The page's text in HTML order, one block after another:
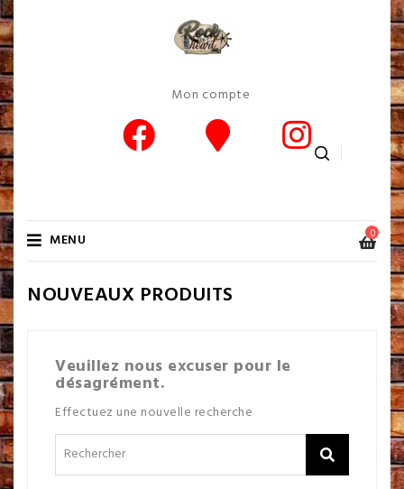
Mon compte
MENU 0
NOUVEAUX PRODUITS
Veuillez nous excuser pour le
désagrément.
Effectuez une nouvelle recherche